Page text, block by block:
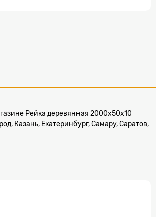
Рейка деревянная 2000x50х10
Казань, Екатеринбург, Самару, Саратов,